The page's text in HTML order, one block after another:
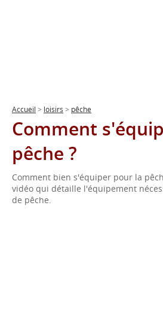
Accueil > loisirs > pêche
Comment
pêche ?
Comment bien s'équiper pour la
vidéo qui détaille l'équipement
de pêche.